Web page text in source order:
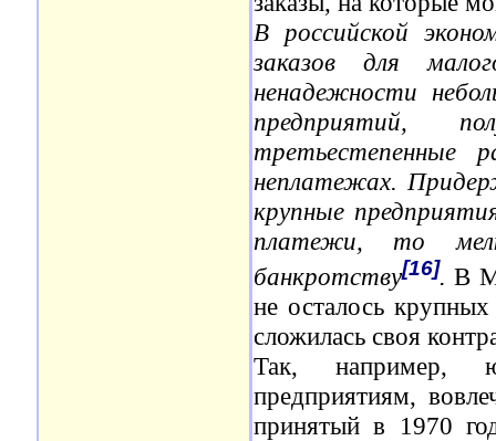
В российской
заказов для
ненадежности
предприятий,
третьестепенные
неплатежах.
крупные
платежи, то
банкротству[16].В
не осталось
сложилась своя
Так, например,
предприятиям,
принятый в 1970